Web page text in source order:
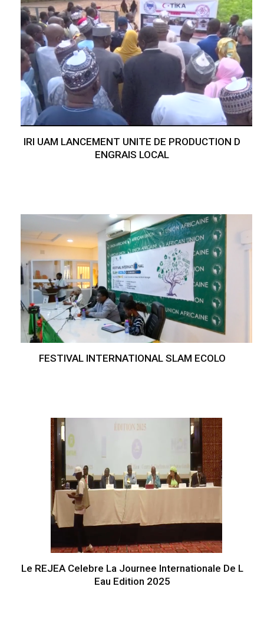
IRI UAM LANCEMENT UNITE DE PRODUCTION D
ENGRAIS LOCAL
FESTIVAL INTERNATIONAL SLAM ECOLO
Le REJEA Celebre La Journee Internationale De L
Eau Edition 2025